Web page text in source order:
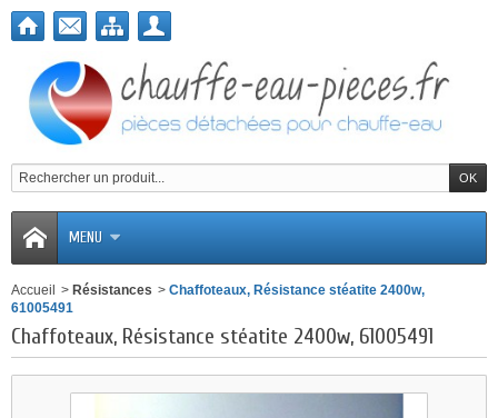
MENU
Accueil > Résistances > Chaffoteaux, Résistance stéatite 2400w,
61005491
Chaffoteaux, Résistance stéatite 2400w, 61005491